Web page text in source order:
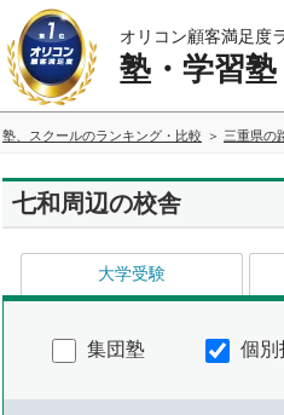
オリコン顧客満足度
塾・学習塾
塾、スクールのランキング・比較 三重県の
七和周辺の校舎
大学受験
集団塾 個別